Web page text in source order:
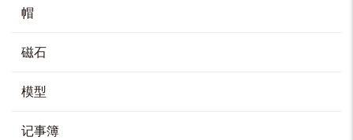
帽
磁石
模型
记事簿